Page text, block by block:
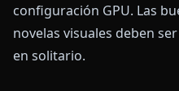
configuración GPU. Las
novelas visuales deben
en solitario.